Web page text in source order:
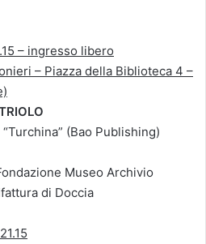
– ingresso libero
– Piazza della Biblioteca 4 –
(Bao Publishing)
Museo Archivio
di Doccia